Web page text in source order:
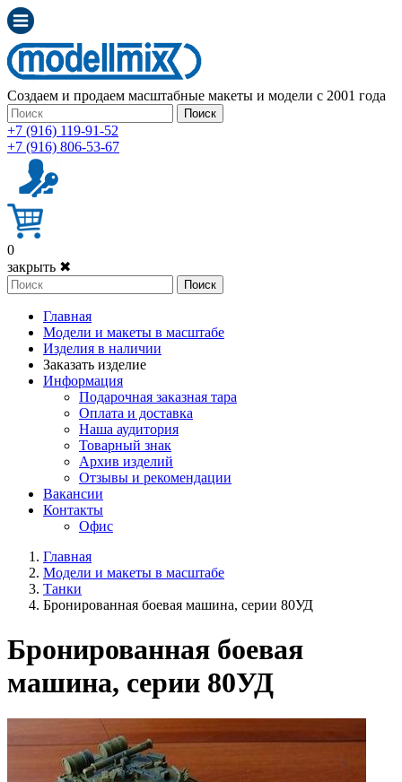
Создаем и продаем масштабные макеты и модели с 2001 года
Поиск
+7 (916) 119-91-52
+7 (916) 806-53-67
0
закрыть ✖
Поиск
Главная
Модели и макеты в масштабе
Изделия в наличии
Заказать изделие
Информация
Подарочная заказная тара
Оплата и доставка
Наша аудитория
Товарный знак
Архив изделий
Отзывы и рекомендации
Вакансии
Контакты
Офис
Главная
Модели и макеты в масштабе
Танки
Бронированная боевая машина, серии 80УД
Бронированная боевая
машина, серии 80УД